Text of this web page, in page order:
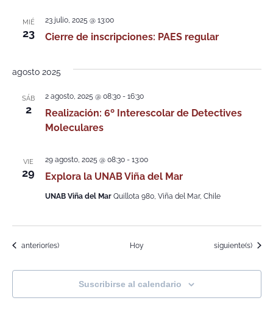
MIÉ
23 Cierre de inscripciones: PAES regular
23 julio, 2025 @ 13:00
agosto 2025
SÁB
2
Realización: 6º Interescolar de Detectives
Moleculares
2 agosto, 2025 @ 08:30- 16:30
VIE
29 Explora la UNAB Viña del Mar
29 agosto, 2025 @ 08:30- 13:00
UNAB Viña del Mar Quillota 980, Viña del Mar, Chile
Eventos
anterior(es) Hoy Eventos
siguiente(s)
Suscribirse al calendario